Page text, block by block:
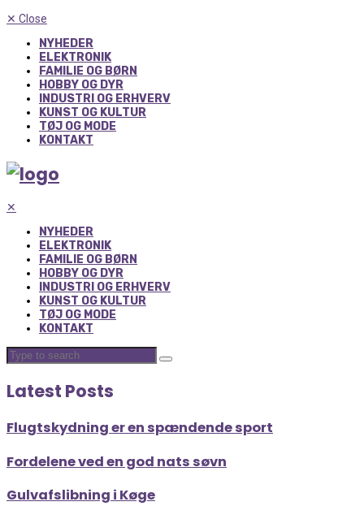
✕ Close
NYHEDER
ELEKTRONIK
FAMILIE OG BØRN
HOBBY OG DYR
INDUSTRI OG ERHVERV
KUNST OG KULTUR
TØJ OG MODE
KONTAKT
✕
NYHEDER
ELEKTRONIK
FAMILIE OG BØRN
HOBBY OG DYR
INDUSTRI OG ERHVERV
KUNST OG KULTUR
TØJ OG MODE
KONTAKT
Latest Posts
Flugtskydning er en spændende sport
Fordelene ved en god nats søvn
Gulvafslibning i Køge